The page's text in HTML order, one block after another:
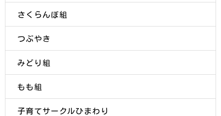
さくらんぼ組
つぶやき
みどり組
もも組
子育てサークルひまわり